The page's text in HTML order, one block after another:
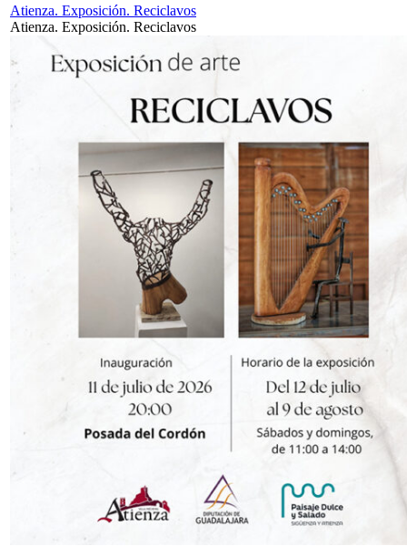
Atienza. Exposición. Reciclavos
Atienza. Exposición. Reciclavos